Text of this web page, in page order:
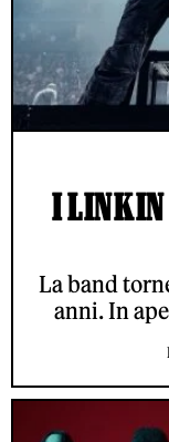
I
La band
anni. In